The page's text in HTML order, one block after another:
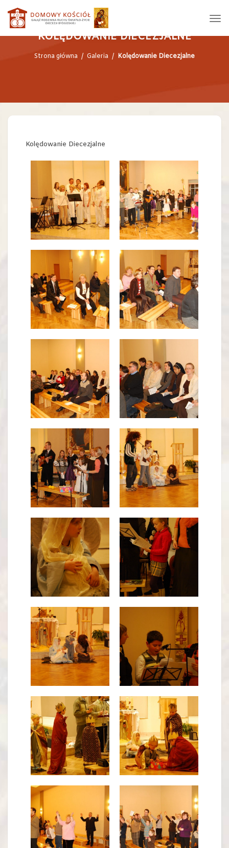
KOLĘDOWANIE DIECEZJALNE
Strona główna / Galeria / Kolędowanie Diecezjalne
Kolędowanie Diecezjalne